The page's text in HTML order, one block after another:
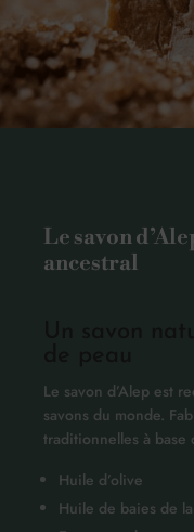
Le savon
ancestral
Le savon d’Alep est
savons du monde.
traditionnelles à base
Huile d’olive
Huile de baies de